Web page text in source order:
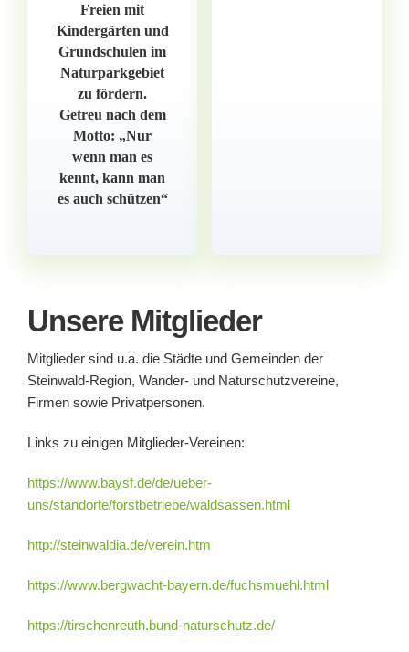
Freien mit
Kindergärten und
Grundschulen im
Naturparkgebiet
zu fördern.
Getreu nach dem
Motto: „Nur
wenn man es
kennt, kann man
es auch schützen“
Unsere Mitglieder
Mitglieder sind u.a. die Städte und Gemeinden der
Steinwald-Region, Wander- und Naturschutzvereine,
Firmen sowie Privatpersonen.
Links zu einigen Mitglieder-Vereinen:
https://www.baysf.de/de/ueber-
uns/standorte/forstbetriebe/waldsassen.html
http://steinwaldia.de/verein.htm
https://www.bergwacht-bayern.de/fuchsmuehl.html
https://tirschenreuth.bund-naturschutz.de/